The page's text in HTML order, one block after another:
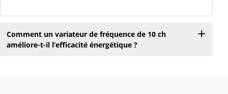
Comment un variateur de fréquence de 10 ch
améliore-t-il l’efficacité énergétique ?